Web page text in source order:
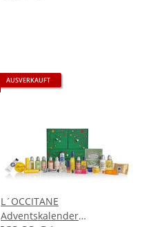
AUSVERKAUFT
L´OCCITANE
Adventskalender